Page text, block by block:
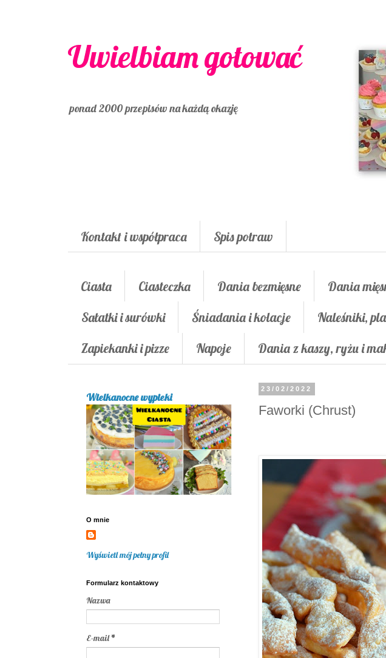
Uwielbiam gotować
ponad 2000 przepisów na każdą okazję
Kontakt i współpraca Spis potraw
Ciasta Ciasteczka Dania bezmięsne Dania
Sałatki i surówki
Śniadania i kolacje Naleśniki,
Zapiekanki i pizze
Napoje Dania z kaszy, ryżu i
23/02/2022
Faworki (Chrust)
Wielkanocne wypieki
O mnie
Wyświetl mój pełny profil
Formularz kontaktowy
Nazwa
E-mail*